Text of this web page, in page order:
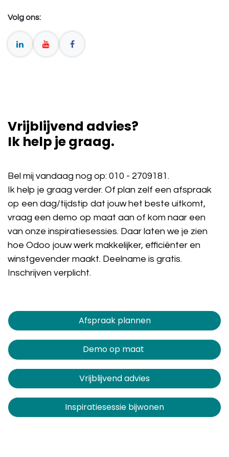
Volg ons:
Vrijblijvend advies?
Ik help je graag.
Bel mij vandaag nog op: 010 - 2709181 .
Ik help je graag verder. Of plan zelf een afspraak
op een dag/tijdstip dat jouw het beste uitkomt,
vraag een demo op maat aan of kom naar een
van onze inspiratiesessies. Daar laten we je zien
hoe Odoo jouw werk makkelijker, efficiënter en
winstgevender maakt. Deelname is gratis.
Inschrijven verplicht.
Afspraak plannen​​​​
Demo op maat
Vrijblijvend advies
Inspiratiesessie bijwonen